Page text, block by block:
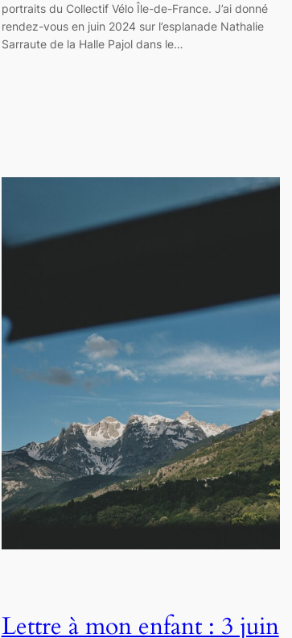
portraits du Collectif Vélo Île-de-France. J’ai donné
rendez-vous en juin 2024 sur l’esplanade Nathalie
Sarraute de la Halle Pajol dans le…
Lettre à mon enfant : 3 juin